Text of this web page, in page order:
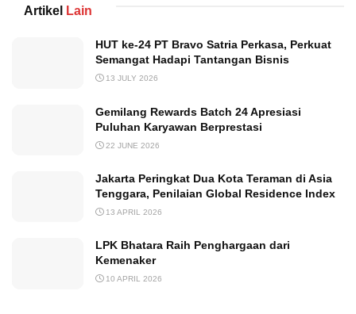
Artikel Lain
HUT ke-24 PT Bravo Satria Perkasa, Perkuat
Semangat Hadapi Tantangan Bisnis
13 JULY 2026
Gemilang Rewards Batch 24 Apresiasi
Puluhan Karyawan Berprestasi
22 JUNE 2026
Jakarta Peringkat Dua Kota Teraman di Asia
Tenggara, Penilaian Global Residence Index
13 APRIL 2026
LPK Bhatara Raih Penghargaan dari
Kemenaker
10 APRIL 2026